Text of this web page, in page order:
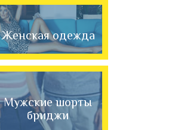
Женская одежда
Мужские шорты
бриджи